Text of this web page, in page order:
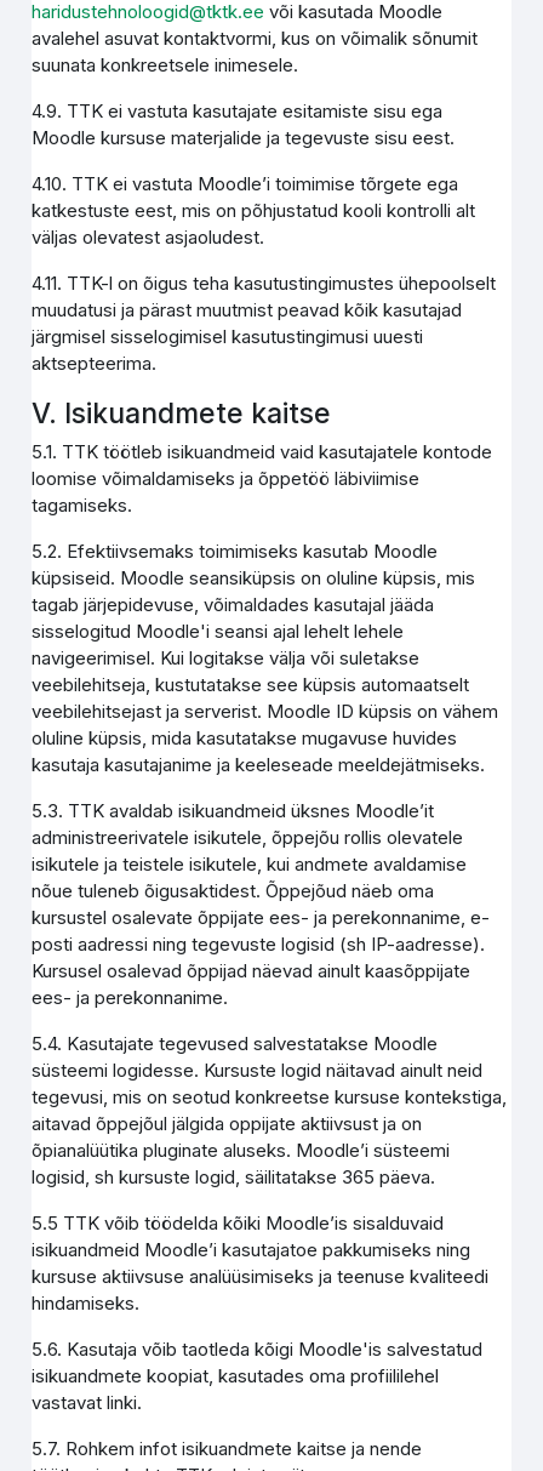
haridustehnoloogid@tktk.ee või kasutada Moodle
avalehel asuvat kontaktvormi, kus on võimalik sõnumit
suunata konkreetsele inimesele.
4.9. TTK ei vastuta kasutajate esitamiste sisu ega
Moodle kursuse materjalide ja tegevuste sisu eest.
4.10. TTK ei vastuta Moodle’i toimimise tõrgete ega
katkestuste eest, mis on põhjustatud kooli kontrolli alt
väljas olevatest asjaoludest.
4.11. TTK-l on õigus teha kasutustingimustes ühepoolselt
muudatusi ja pärast muutmist peavad kõik kasutajad
järgmisel sisselogimisel kasutustingimusi uuesti
aktsepteerima.
V. Isikuandmete kaitse
5.1. TTK töötleb isikuandmeid vaid kasutajatele kontode
loomise võimaldamiseks ja õppetöö läbiviimise
tagamiseks.
5.2. Efektiivsemaks toimimiseks kasutab Moodle
küpsiseid. Moodle seansiküpsis on oluline küpsis, mis
tagab järjepidevuse, võimaldades kasutajal jääda
sisselogitud Moodle'i seansi ajal lehelt lehele
navigeerimisel. Kui logitakse välja või suletakse
veebilehitseja, kustutatakse see küpsis automaatselt
veebilehitsejast ja serverist. Moodle ID küpsis on vähem
oluline küpsis, mida kasutatakse mugavuse huvides
kasutaja kasutajanime ja keeleseade meeldejätmiseks.
5.3. TTK avaldab isikuandmeid üksnes Moodle’it
administreerivatele isikutele, õppejõu rollis olevatele
isikutele ja teistele isikutele, kui andmete avaldamise
nõue tuleneb õigusaktidest. Õppejõud näeb oma
kursustel osalevate õppijate ees- ja perekonnanime, e-
posti aadressi ning tegevuste logisid (sh IP-aadresse).
Kursusel osalevad õppijad näevad ainult kaasõppijate
ees- ja perekonnanime.
5.4. Kasutajate tegevused salvestatakse Moodle
süsteemi logidesse. Kursuste logid näitavad ainult neid
tegevusi, mis on seotud konkreetse kursuse kontekstiga,
aitavad õppejõul jälgida oppijate aktiivsust ja on
õpianalüütika pluginate aluseks. Moodle’i süsteemi
logisid, sh kursuste logid, säilitatakse 365 päeva.
5.5 TTK võib töödelda kõiki Moodle’is sisalduvaid
isikuandmeid Moodle’i kasutajatoe pakkumiseks ning
kursuse aktiivsuse analüüsimiseks ja teenuse kvaliteedi
hindamiseks.
5.6. Kasutaja võib taotleda kõigi Moodle'is salvestatud
isikuandmete koopiat, kasutades oma profiililehel
vastavat linki.
5.7. Rohkem infot isikuandmete kaitse ja nende